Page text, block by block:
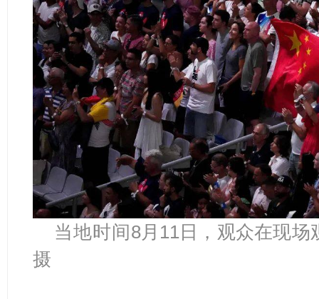
当地时间 8月11日，观众在现
摄